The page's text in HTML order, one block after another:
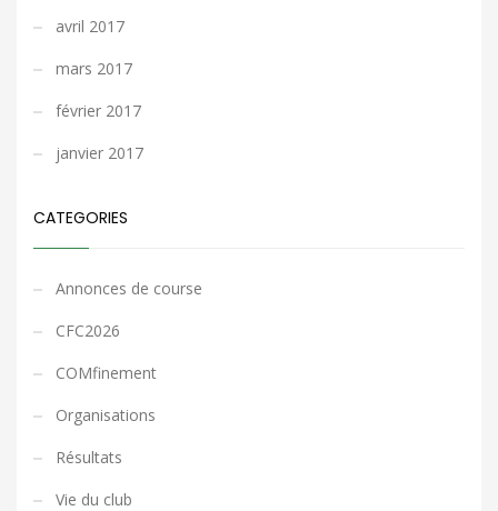
avril 2017
mars 2017
février 2017
janvier 2017
CATEGORIES
Annonces de course
CFC2026
COMfinement
Organisations
Résultats
Vie du club